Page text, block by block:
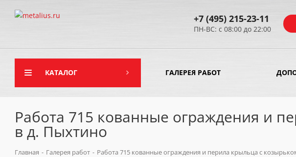
+7 (495) 215-23-11
ПН-ВС: с 08:00 до 22:00
КАТАЛОГ ГАЛЕРЕЯ РАБОТ
Работа 715 кованные ограждения и
в д. Пыхтино
Главная - Галерея работ - Работа 715 кованные ограждения и перила крыльца с